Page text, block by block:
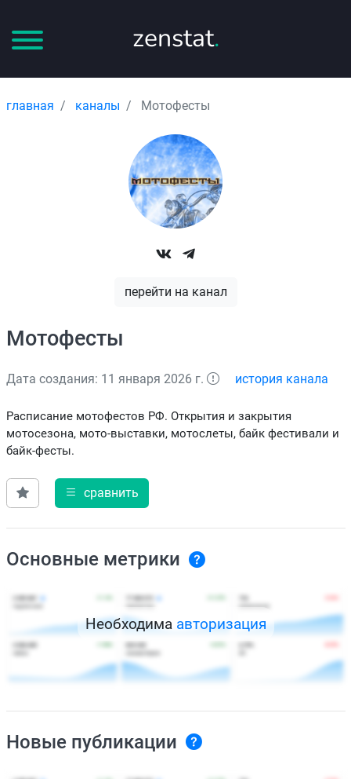
zenstat.
главная каналы Мотофесты
перейти на канал
Мотофесты
Дата создания: 11 января 2026 г. история канала
Расписание мотофестов РФ. Открытия и закрытия
мотосезона, мото-выставки, мотослеты, байк фестивали и
байк-фесты.
сравнить
Основные метрики
Необходима авторизация
Новые публикации